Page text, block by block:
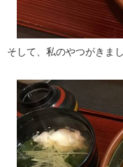
そして、私のやつがきま